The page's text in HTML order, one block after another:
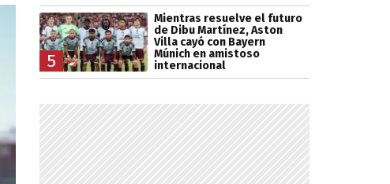
5
Mientras resuelve el futuro
de Dibu Martínez, Aston
Villa cayó con Bayern
Múnich en amistoso
internacional